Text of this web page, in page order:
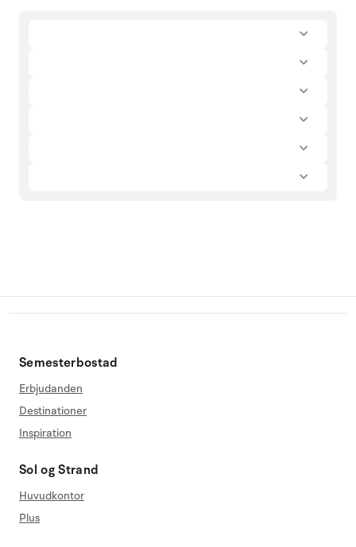
Semesterbostad
Erbjudanden
Destinationer
Inspiration
Sol og Strand
Huvudkontor
Plus